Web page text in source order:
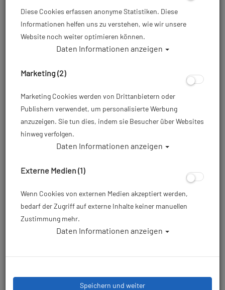
Diese Cookies erfassen anonyme Statistiken. Diese
Informationen helfen uns zu verstehen, wie wir unsere
Website noch weiter optimieren können.
Daten Informationen anzeigen
Marketing (2)
Marketing Cookies werden von Drittanbietern oder
Publishern verwendet, um personalisierte Werbung
anzuzeigen. Sie tun dies, indem sie Besucher über Websites
hinweg verfolgen.
Daten Informationen anzeigen
Externe Medien (1)
Wenn Cookies von externen Medien akzeptiert werden,
bedarf der Zugriff auf externe Inhalte keiner manuellen
Zustimmung mehr.
Daten Informationen anzeigen
Speichern und weiter